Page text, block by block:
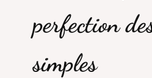
perfection
simples